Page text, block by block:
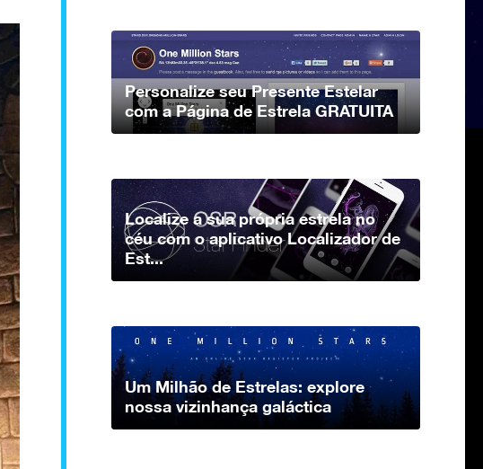
Personalize seu Presente Estelar
com a Página de Estrela GRATUITA
Localize a sua própria estrela no
céu com o aplicativo Localizador de
Est...
Um Milhão de Estrelas: explore
nossa vizinhança galáctica